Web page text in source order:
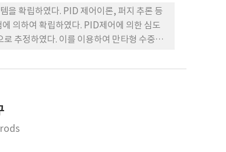
을 확립하였다. PID 제어이론, 퍼지 추론 등
의하여 확립하였다. PID제어에 의한 심도
추정하였다. 이를 이용하여 만타형 수중운